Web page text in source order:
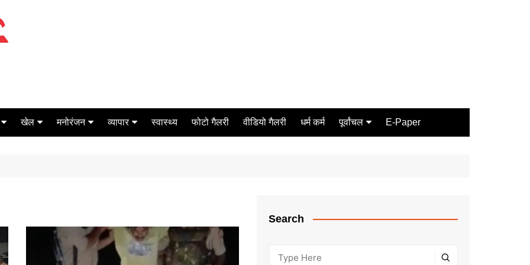
खेल मनोरंजन व्यापार स्वास्थ्य फोटो गैलरी वीडियो गैलरी धर्म कर्म पूर्वांचल E-Paper
Search